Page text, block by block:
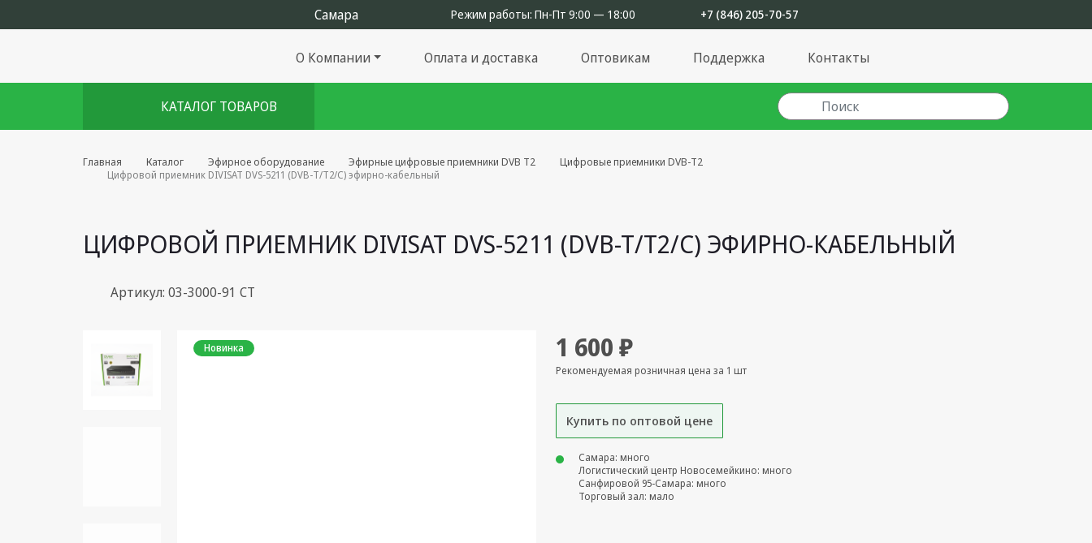
Режим работы: Пн-Пт 9:00 — 18:00 +7 (846) 205-70-57
О Компании Оплата и доставка Оптовикам Поддержка Контакты
КАТАЛОГ ТОВАРОВ
Комплекты августа
Блоки питания, Сетевые
Пульты дистанционного
Спутниковое оборудование
Кронштейны под ТВ, ЖК, СВЧ
Главная Каталог Эфирное оборудование Эфирные цифровые приемники DVB T2
Цифровые приемники DVB-T2
Цифровой приемник DIVISAT DVS-5211 (DVB-T/T2/C) эфирно-кабельный
ЦИФРОВОЙ ПРИЕМНИК DIVISAT DVS-5211 (DVB-T/T2/C) ЭФИРНО-КАБЕЛЬНЫЙ
Артикул: 03-3000-91 СТ
Новинка 1 600 ₽
Рекомендуемая розничная цена за 1 шт
Купить по оптовой цене
Самара: много
Логистический центр Новосемейкино: много
Санфировой 95-Самара: много
Торговый зал: мало